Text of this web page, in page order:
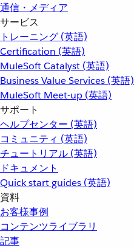
通信・メディア
サービス
トレーニング (英語)
Certification (英語)
MuleSoft Catalyst (英語)
Business Value Services (英語)
MuleSoft Meet-up (英語)
サポート
ヘルプセンター (英語)
コミュニティ (英語)
チュートリアル (英語)
ドキュメント
Quick start guides (英語)
資料
お客様事例
コンテンツライブラリ
記事